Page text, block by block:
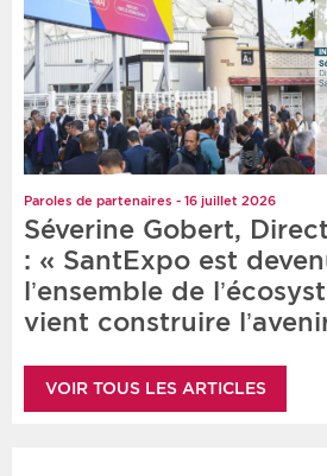
Paroles de partenaires - 16 juillet 2026
Séverine Gobert,
: « SantExpo est
l’ensemble de
vient construire
VOIR TOUS LES ARTICLES